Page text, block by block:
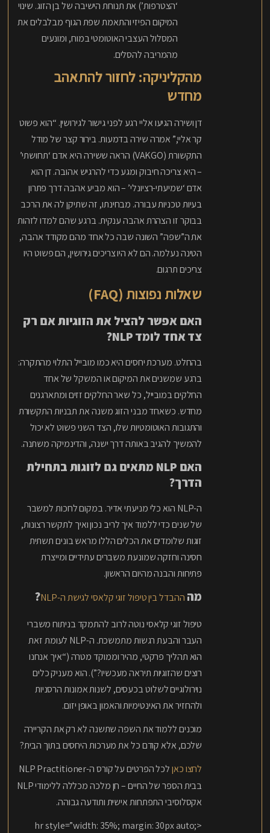
‘הצטרפות’) את תנוחת הישיבה של בן הזוג. שינוי
המיקום הפיזי והתאמת שפת הגוף מבלבלים את
המסלול העצבי האוטומטי במוח, ומונעים
מהמריבה להסלים.
מהקליניקה: לחזור להתאהב
מחדש
דן ושירה הגיעו אליי רגע לפני גישור לגירושין. “הוא פשוט
קר אליי,” אמרה שירה בדמעות. בירור קצר של מודל
התקשורת (VAKGO) הראה ששירה היא אדם ‘תחושתי’
– היא צריכה חיבוק ומגע כדי להרגיש אהובה. דן הוא
אדם ‘שמיעתי-רציונלי’ – הוא מביע אהבה דרך פתרון
בעיות טכניות עבורה. מבחינתו, זה שתיקן לה את הרכב
בבוקר זו הצהרת אהבה ענקית. ברגע שהם למדו לזהות
את ה”שפה” השונה שבה כל אחד מהם מקודד אהבה,
הטינה נעלמה. הם לא היו צריכים גירושין, הם פשוט היו
צריכים תרגום.
שאלות נפוצות (FAQ)
האם אפשר להציל את הזוגיות אם רק
צד אחד לומד NLP?
בהחלט. מערכת יחסים היא כמו מובייל התלוי מהתקרה:
ברגע שמשנים את המיקום או המשקל של אחד
החלקים במובייל, כל שאר החלקים זזים ומתארגנים
מחדש. כשאחד מבני הזוג משנה את תבניות התקשורת
והתגובות האוטומטיות שלו, הצד השני פשוט לא יכול
להמשיך להגיב באותה דרך ישנה, והדינמיקה משתנה.
האם NLP מתאים גם לזוגות בתחילת
הדרך?
ה-NLP הוא כלי מניעתי אדיר. במקום לחכות למשבר
של שנים כדי ללמוד איך לריב נכון ואיך לתקשר רצונות,
זוגות שלומדים את הכלים הללו מראש בונים תשתית
חסינה וחזקה שמונעת משברים עתידיים ומייצרת
פתיחות והבנה מהיום הראשון.
מה ההבדל בין טיפול זוגי קלאסי לגישת ה-NLP ?
טיפול זוגי קלאסי נוטה לרוב להתמקד בניתוח משברי
העבר והבעת רגשות מתמשכת. ה-NLP לעומת זאת
הוא תהליך פרקטי, מהיר וממוקד מטרה (“איך אנחנו
רוצים שהזוגיות תיראה מעכשיו?”). הוא מעניק כלים
נוירולוגיים לשלוט בכעסים, לשנות אמונות הרסניות
ולהחזיר את האינטימיות והאמון באופן יזום.
מוכנים ללמוד את השפה שתשנה לא רק את הקריירה
שלכם, אלא קודם כל את מערכות היחסים בתוך הבית?
לחצו כאן
לכל הפרטים על קורס ה-NLP Practitioner
בבית הספר של החיים – חן מלכה מכללה ללימודי NLP
אקסלוסיבי התפתחות אישית ותודעה גבוהה.
<hr style=”width: 35%; margin: 30px auto;